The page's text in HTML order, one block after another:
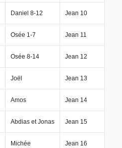
Daniel 8-12 Jean 10
Osée 1-7 Jean 11
Osée 8-14 Jean 12
Joël Jean 13
Amos Jean 14
Abdias et Jonas Jean 15
Michée Jean 16